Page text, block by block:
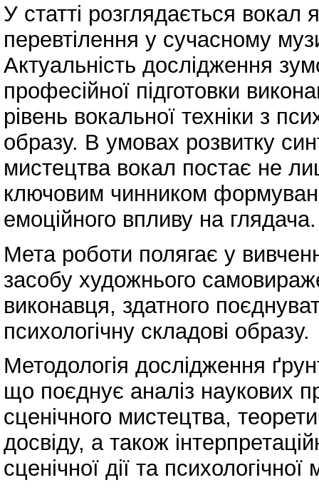
У статті розглядається вокал
перевтілення у сучасному
Актуальність дослідження
професійної підготовки
рівень вокальної техніки з
образу. В умовах розвитку
мистецтва вокал постає не
ключовим чинником
емоційного впливу на глядача.
Мета роботи полягає у
засобу художнього
виконавця, здатного
психологічну складові образу.
Методологія дослідження
що поєднує аналіз наукових
сценічного мистецтва,
досвіду, а також
сценічної дії та психологічної